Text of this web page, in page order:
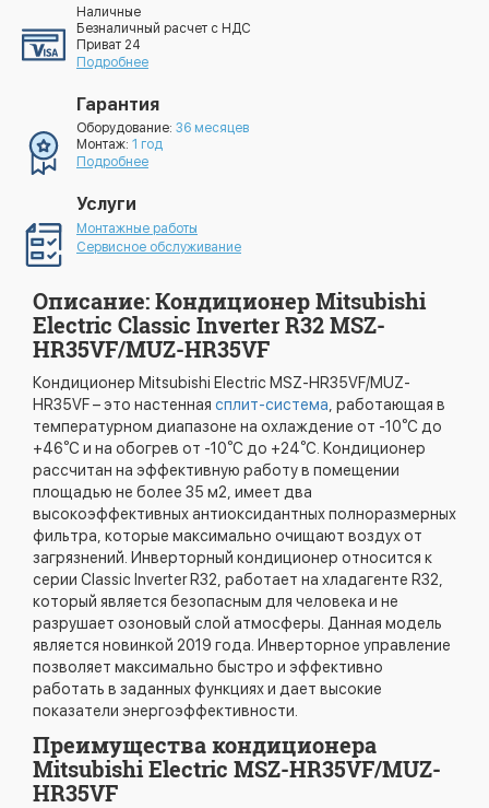
Наличные
Безналичный расчет с НДС
Приват 24
Подробнее
Гарантия
Оборудование: 36 месяцев
Монтаж: 1 год
Подробнее
Услуги
Монтажные работы
Сервисное обслуживание
Описание: Кондиционер Mitsubishi
Electric Classic Inverter R32 MSZ-
HR35VF/MUZ-HR35VF
Кондиционер Mitsubishi Electric MSZ-HR35VF/MUZ-
HR35VF – это настенная сплит-система , работающая в
температурном диапазоне на охлаждение от -10⁰С до
+46⁰С и на обогрев от -10⁰С до +24⁰С. Кондиционер
рассчитан на эффективную работу в помещении
площадью не более 35 м2, имеет два
высокоэффективных антиоксидантных полноразмерных
фильтра, которые максимально очищают воздух от
загрязнений. Инверторный кондиционер относится к
серии Classic Inverter R32, работает на хладагенте R32,
который является безопасным для человека и не
разрушает озоновый слой атмосферы. Данная модель
является новинкой 2019 года. Инверторное управление
позволяет максимально быстро и эффективно
работать в заданных функциях и дает высокие
показатели энергоэффективности.
Преимущества кондиционера
Mitsubishi Electric MSZ-HR35VF/MUZ-
HR35VF